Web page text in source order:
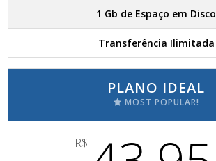
1 Gb de Espaço em Disco
Transferência Ilimitada
PLANO IDEAL
MOST POPULAR!
R$